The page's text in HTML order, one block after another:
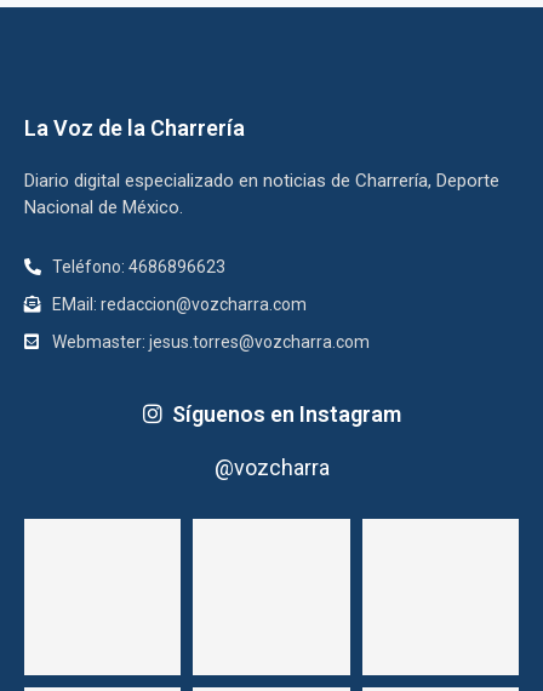
La Voz de la Charrería
Diario digital especializado en noticias de Charrería, Deporte
Nacional de México.
Teléfono: 4686896623
EMail: redaccion@vozcharra.com
Webmaster: jesus.torres@vozcharra.com
Síguenos en Instagram
@vozcharra